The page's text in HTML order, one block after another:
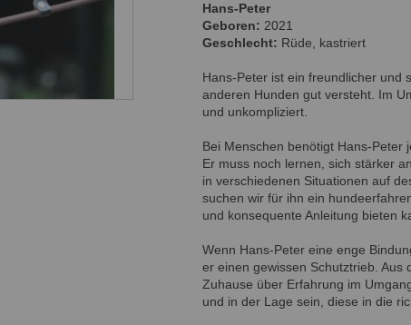
Hans-Peter
Geboren: 2021
Geschlecht: Rüde, kastriert
Hans-Peter ist ein freundlicher und
anderen Hunden gut versteht. Im
und unkompliziert.
Bei Menschen benötigt Hans-Peter
Er muss noch lernen, sich stärker
in verschiedenen Situationen auf
suchen wir für ihn ein
und konsequente Anleitung bieten
Wenn Hans-Peter eine enge
er einen gewissen Schutztrieb. Aus
Zuhause über Erfahrung im
und in der Lage sein, diese in die